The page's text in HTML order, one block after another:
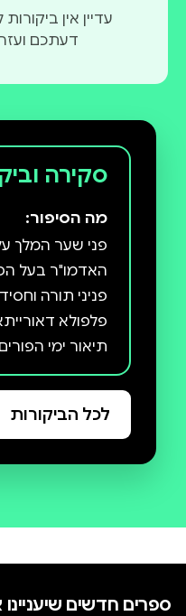
עדיין אין
דעתכם
סקירה
מה הסיפור:
פני שער המלך
תיאור ימי
לכל הביקורות
ספרים חדשים